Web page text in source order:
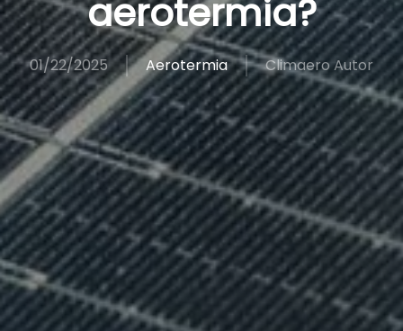
aerotermia?
01/22/2025 Aerotermia Climaero Autor